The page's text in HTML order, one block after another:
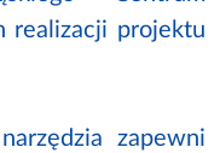
realizacji projektu
zapewni